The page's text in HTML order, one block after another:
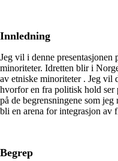
Innledning
Jeg vil i denne presentasjonen
minoriteter. Idretten blir i
av etniske minoriteter . Jeg vil
hvorfor en fra politisk hold ser
på de begrensningene som
bli en arena for integrasjon av
Begrep